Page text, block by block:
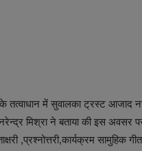
तत्वाधान में सुवालका ट्रस्ट आजाद
मिश्रा ने बताया की इस अवसर
,प्रश्नोत्तरी,कार्यक्रम सामुहिक